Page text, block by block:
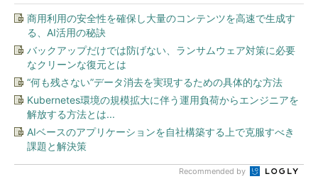
商用利用の安全性を確保し大量のコンテンツを高速で生成す
る、AI活用の秘訣
バックアップだけでは防げない、ランサムウェア対策に必要
なクリーンな復元とは
“何も残さない”データ消去を実現するための具体的な方法
Kubernetes環境の規模拡大に伴う運用負荷からエンジニアを
解放する方法とは...
AIベースのアプリケーションを自社構築する上で克服すべき
課題と解決策
Recommended by